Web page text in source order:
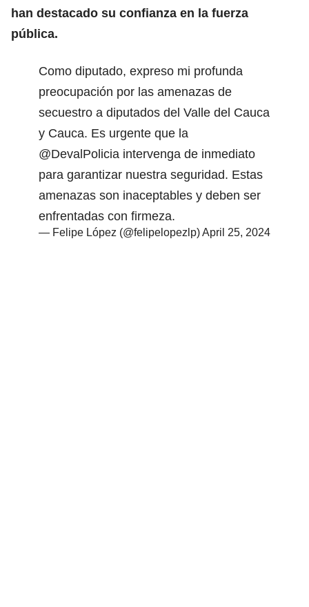
han destacado su confianza en la fuerza
pública.
Como diputado, expreso mi profunda
preocupación por las amenazas de
secuestro a diputados del Valle del Cauca
y Cauca. Es urgente que la
@DevalPolicia intervenga de inmediato
para garantizar nuestra seguridad. Estas
amenazas son inaceptables y deben ser
enfrentadas con firmeza.
— Felipe López (@felipelopezlp)April 25, 2024